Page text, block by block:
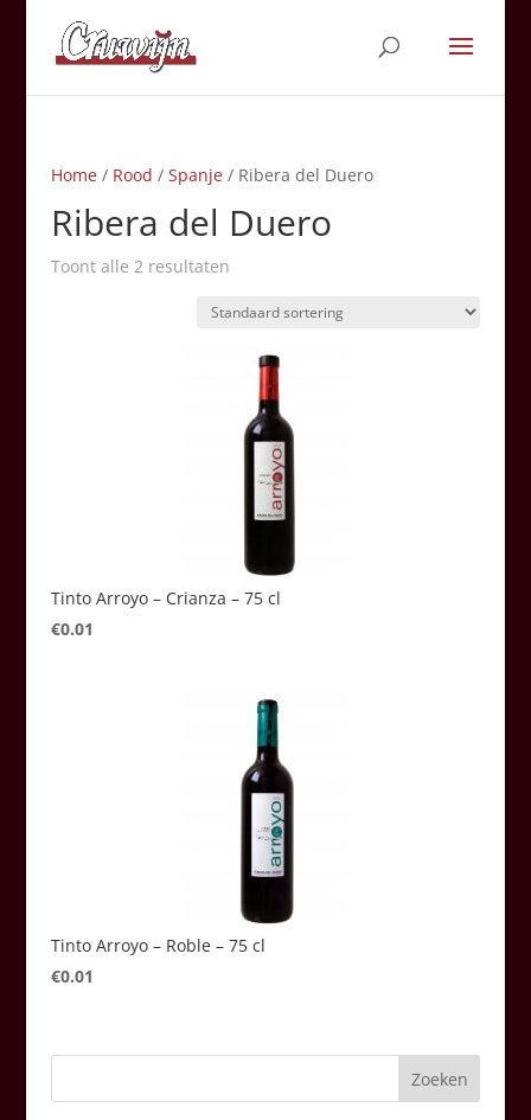
Home/ Rood / Spanje/ Ribera del Duero
Ribera del Duero
Toont alle 2 resultaten
Tinto Arroyo – Crianza – 75 cl
€0.01
Tinto Arroyo – Roble – 75 cl
€0.01